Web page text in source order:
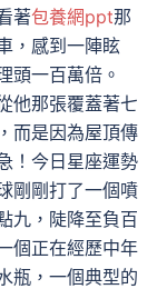
著包養網ppt那
，感到一陣眩
頭一百萬倍。
他那張覆蓋著七
而是因為屋頂傳
！今日星座運勢
剛剛打了一個噴
九，陡降至負百
個正在經歷中年
瓶，一個典型的